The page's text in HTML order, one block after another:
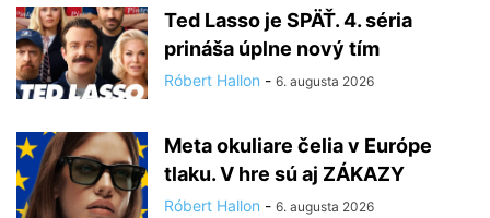
Ted Lasso je SPÄŤ. 4. séria
prináša úplne nový tím
Róbert Hallon - 6. augusta 2026
Meta okuliare čelia v Európe
tlaku. V hre sú aj ZÁKAZY
Róbert Hallon - 6. augusta 2026